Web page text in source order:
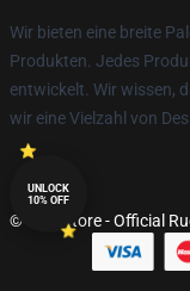
Wir bieten eine breite
Produkten. Jedes
entwickelt. Wir wissen,
wir eine Vielzahl von
© Ruel Store - Official
UNLOCK
10% OFF